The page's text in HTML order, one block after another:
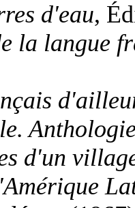
d'eau,
la langue
d'un